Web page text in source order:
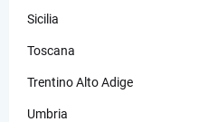
Sicilia
Toscana
Trentino Alto Adige
Umbria